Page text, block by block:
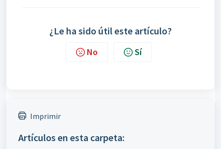
¿Le ha sido útil este artículo?
No Sí
Imprimir
Artículos en esta carpeta: